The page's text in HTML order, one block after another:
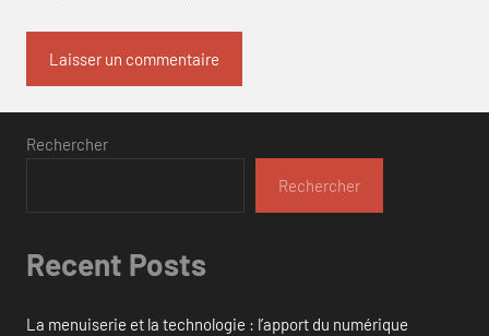
Rechercher
Rechercher
Recent Posts
La menuiserie et la technologie : l’apport du numérique